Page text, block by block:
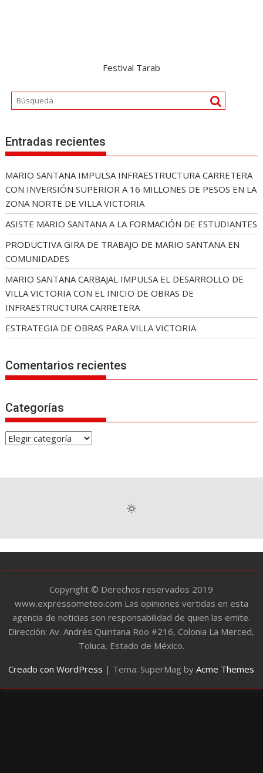
Festival Tarab
Entradas recientes
MARIO SANTANA IMPULSA INFRAESTRUCTURA CARRETERA
CON INVERSIÓN SUPERIOR A 16 MILLONES DE PESOS EN LA
ZONA NORTE DE VILLA VICTORIA
ASISTE MARIO SANTANA A LA FORMACIÓN DE ESTUDIANTES
PRODUCTIVA GIRA DE TRABAJO DE MARIO SANTANA EN
COMUNIDADES
MARIO SANTANA CARBAJAL IMPULSA EL DESARROLLO DE
VILLA VICTORIA CON EL INICIO DE OBRAS DE
INFRAESTRUCTURA CARRETERA
ESTRATEGIA DE OBRAS PARA VILLA VICTORIA
Comentarios recientes
Categorías
C
e
í
a
Copyright © Derechos reservados 2019
www.expressometeo.com Las opiniones vertidas en esta
agencia de noticias son responsabilidad de quien las emite.
Dirección: Av. Andrés Quintana Roo #216, Colonia La Merced,
Toluca, Estado de México.
Creado con WordPress | Tema: SuperMag byAcme Themes